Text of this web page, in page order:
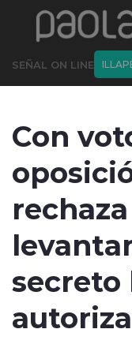
Click acá para ir
SEÑAL ON LINE
Con
rechaza
secreto